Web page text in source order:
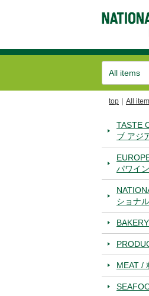
top All
TASTE
ブ アジ
パワイ
ショナ
MEAT /